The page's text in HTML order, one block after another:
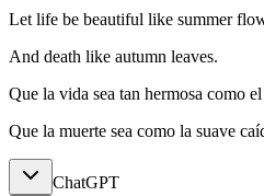
Let life be beautiful like summer
And death like autumn leaves.
Que la vida sea tan hermosa como
Que la muerte sea como la suave
ChatGPT